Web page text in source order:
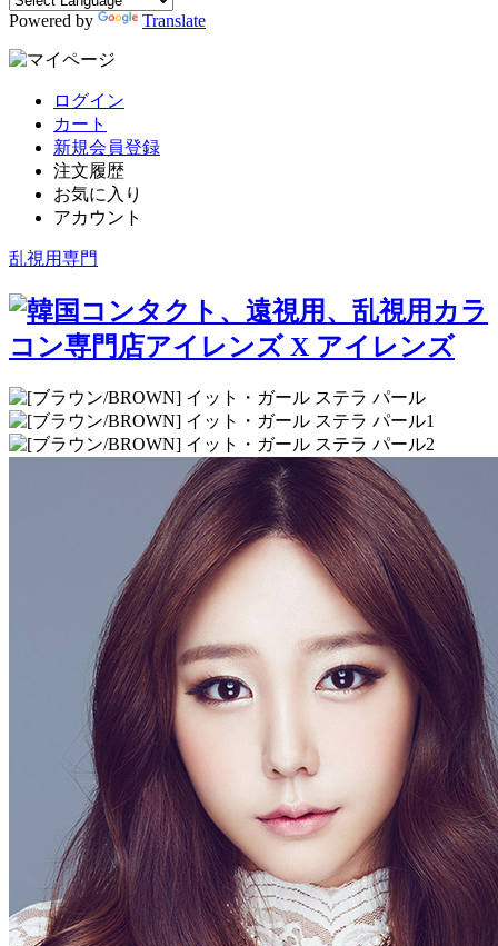
Powered by Translate
ログイン
カート
新規会員登録
注文履歴
お気に入り
アカウント
乱視用専門